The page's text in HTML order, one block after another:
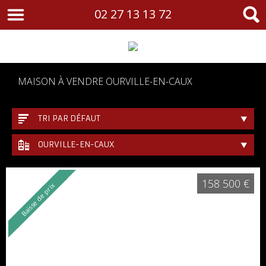
02 27 13 13 72
MAISON À VENDRE OURVILLE-EN-CAUX
TRI PAR DÉFAUT
OURVILLE-EN-CAUX
Baisse de prix 158 500 €